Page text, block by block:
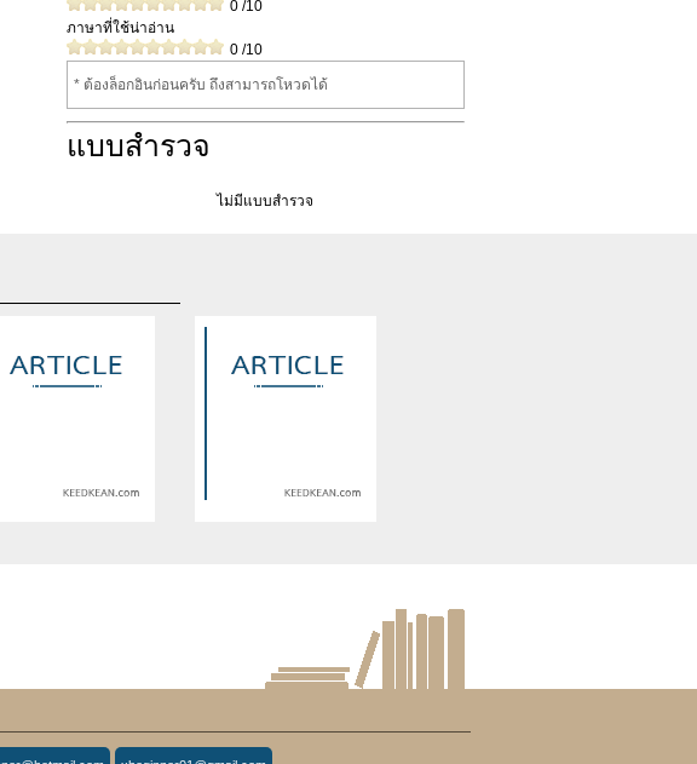
0/10
ภาษาที่ใช้น่าอ่าน
0/10
* ต้องล็อกอินก่อนครับ ถึงสามารถโหวดได้
แบบสำรวจ
ไม่มีแบบสำรวจ
public_html/include/article/show.php
keedkean/domains/keedkean.com/public_html/include/article/show.php
องฉันก็เป็นอย่างงี้แหละ
will throw an Error in a future
/home/keedkean/domains/keedkean.com/public_html/include/
blood chain พันธนาการสีเลือด